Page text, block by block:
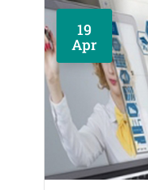
19
Apr